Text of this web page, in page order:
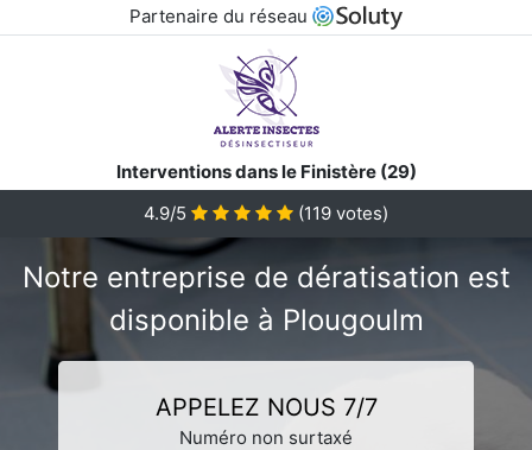
Partenaire du réseau
Interventions dans le Finistère (29)
4.9/5
(119 votes)
Notre entreprise de dératisation est
disponible à Plougoulm
APPELEZ NOUS 7/7
Numéro non surtaxé